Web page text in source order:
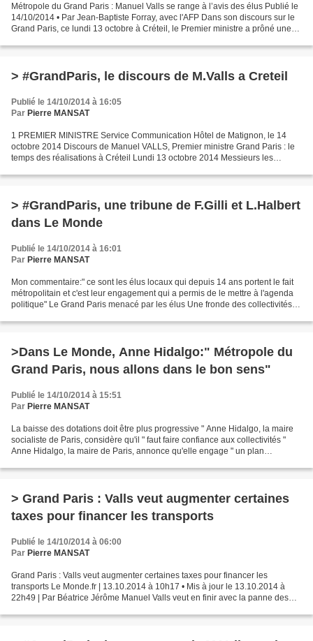
Métropole du Grand Paris : Manuel Valls se range à l’avis des élus Publié le
14/10/2014 • Par Jean-Baptiste Forray, avec l'AFP Dans son discours sur le
Grand Paris, ce lundi 13 octobre à Créteil, le Premier ministre a prôné une
> #GrandParis, le discours de M.Valls a Creteil
Publié le 14/10/2014 à 16:05
Par Pierre MANSAT
1 PREMIER MINISTRE Service Communication Hôtel de Matignon, le 14
octobre 2014 Discours de Manuel VALLS, Premier ministre Grand Paris : le
temps des réalisations à Créteil Lundi 13 octobre 2014 Messieurs les
> #GrandParis, une tribune de F.Gilli et L.Halbert
dans Le Monde
Publié le 14/10/2014 à 16:01
Par Pierre MANSAT
Mon commentaire:" ce sont les élus locaux qui depuis 14 ans portent le fait
métropolitain et c'est leur engagement qui a permis de le mettre à l'agenda
politique" Le Grand Paris menacé par les élus Une fronde des collectivités
>Dans Le Monde, Anne Hidalgo:" Métropole du
Grand Paris, nous allons dans le bon sens"
Publié le 14/10/2014 à 15:51
Par Pierre MANSAT
La baisse des dotations doit être plus progressive " Anne Hidalgo, la maire
socialiste de Paris, considère qu'il " faut faire confiance aux collectivités "
Anne Hidalgo, la maire de Paris, annonce qu'elle engage " un plan
> Grand Paris : Valls veut augmenter certaines
taxes pour financer les transports
Publié le 14/10/2014 à 06:00
Par Pierre MANSAT
Grand Paris : Valls veut augmenter certaines taxes pour financer les
transports Le Monde.fr | 13.10.2014 à 10h17 • Mis à jour le 13.10.2014 à
22h49 | Par Béatrice Jérôme Manuel Valls veut en finir avec la panne des